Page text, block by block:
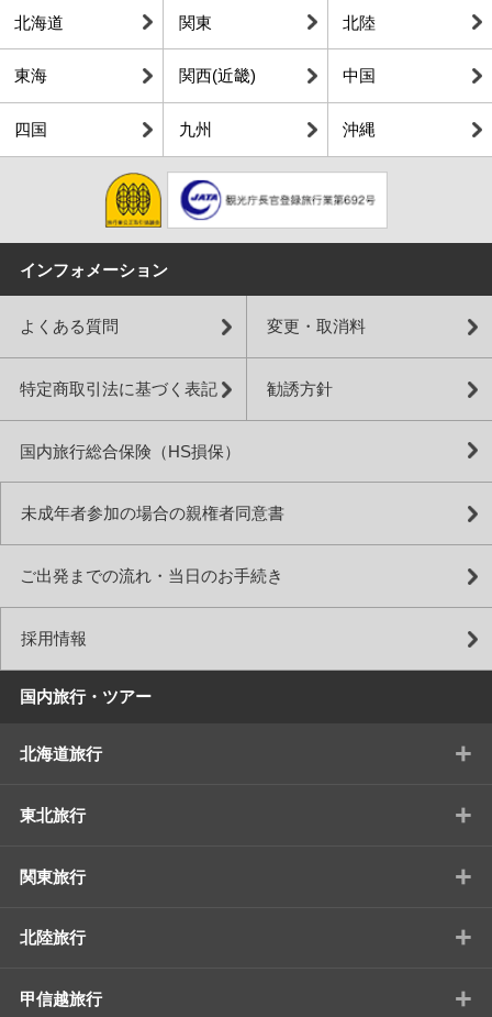
北海道 関東 北陸
東海 関西(近畿) 中国
四国 九州 沖縄
インフォメーション
よくある質問 変更・取消料
特定商取引法に基づく表記 勧誘方針
国内旅行総合保険（HS損保）
未成年者参加の場合の親権者同意書
ご出発までの流れ・当日のお手続き
採用情報
国内旅行・ツアー
北海道旅行 +
東北旅行 +
関東旅行 +
北陸旅行 +
甲信越旅行 +